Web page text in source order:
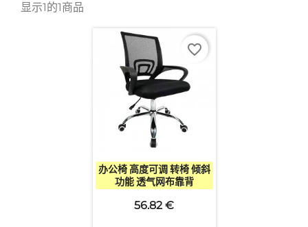
显示1的1商品
快速查看
办公椅 高度可调 转椅 倾斜
功能 透气网布靠背
56.82 €
favorite_border